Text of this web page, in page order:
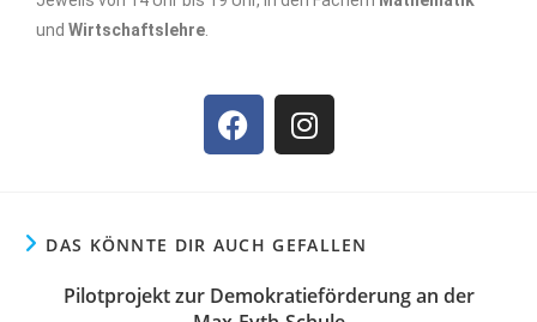
und Wirtschaftslehre
DAS KÖNNTE DIR AUCH GEFALLEN
Pilotprojekt zur Demokratieförderung an der